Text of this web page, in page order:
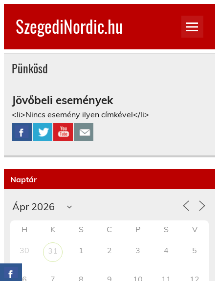
Skip
contentSzegediNordic.hu
Pünkösd
Jövőbeli események
<li>Nincs esemény ilyen címkével</li>
Naptár
H K S C P S V
30 31 1 2 3 4 5
6 7 8 9 10 11 12